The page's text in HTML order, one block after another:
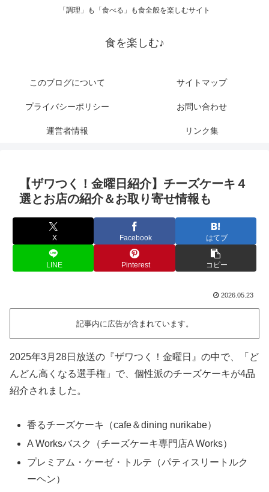
「調理」も「食べる」も食全般を楽しむサイト
食を楽しむ♪
このブログについて サイトマップ
プライバシーポリシー お問い合わせ
運営者情報 リンク集
【ザワつく！金曜日紹介】チーズケーキ４
選とお店の紹介＆お取り寄せ情報も
X Facebook はてブ
LINE Pinterest コピー
2026.05.23
記事内に広告が含まれています。
2025年3月28日放送の『ザワつく！金曜日』の中で、「ど
んどん高くなる選手権」で、個性派のチーズケーキが4品
紹介されました。
香るチーズケーキ（cafe＆dining nurikabe）
A Worksバスク（チーズケーキ専門店A Works）
プレミアム・ケーゼ・トルテ（パティスリートルク
ーヘン）